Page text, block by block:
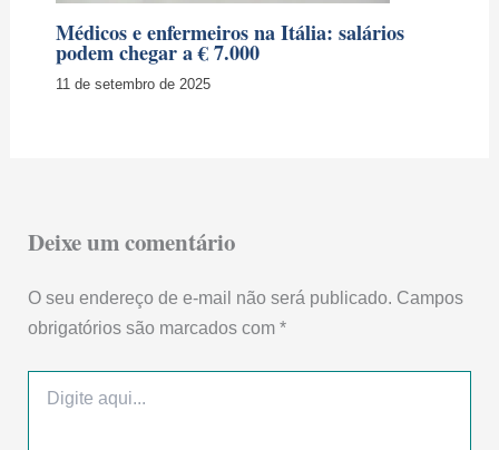
Médicos e enfermeiros na Itália: salários
podem chegar a € 7.000
11 de setembro de 2025
Deixe um comentário
O seu endereço de e-mail não será publicado. Campos
obrigatórios são marcados com*
aqui...